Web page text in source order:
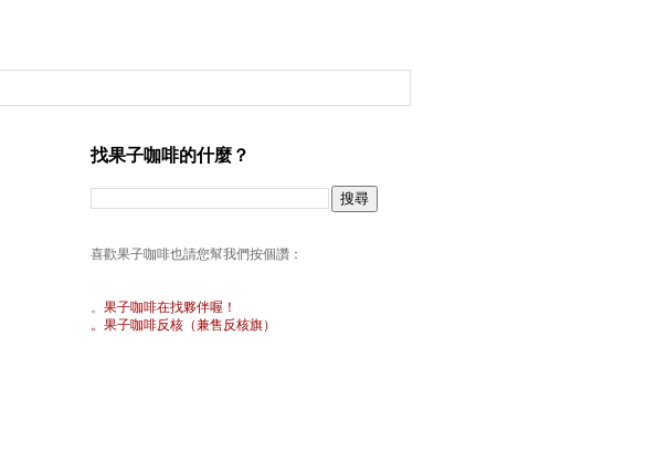
找果子咖啡的什麼？
喜歡果子咖啡也請您幫我們按個讚：
。 果子咖啡在找夥伴喔！
。果子咖啡反核（兼售反核旗）